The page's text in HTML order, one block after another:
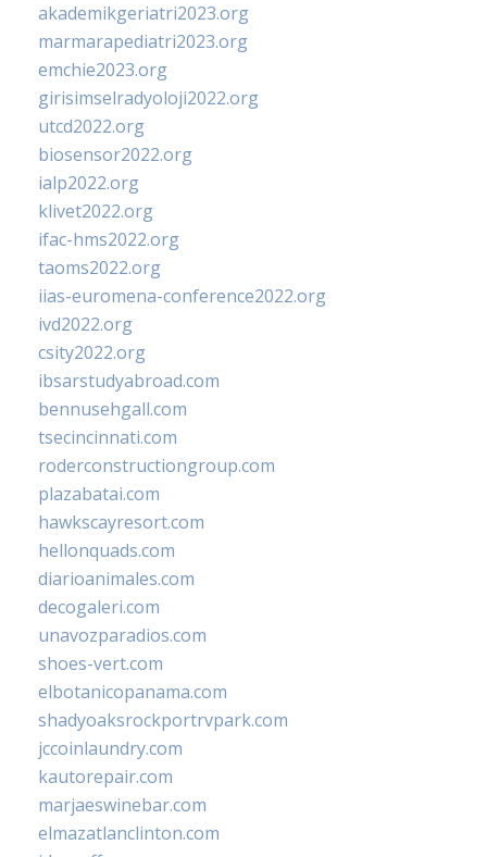
akademikgeriatri2023.org
marmarapediatri2023.org
emchie2023.org
girisimselradyoloji2022.org
utcd2022.org
biosensor2022.org
ialp2022.org
klivet2022.org
ifac-hms2022.org
taoms2022.org
iias-euromena-conference2022.org
ivd2022.org
csity2022.org
ibsarstudyabroad.com
bennusehgall.com
tsecincinnati.com
roderconstructiongroup.com
plazabatai.com
hawkscayresort.com
hellonquads.com
diarioanimales.com
decogaleri.com
unavozparadios.com
shoes-vert.com
elbotanicopanama.com
shadyoaksrockportrvpark.com
jccoinlaundry.com
kautorepair.com
marjaeswinebar.com
elmazatlanclinton.com